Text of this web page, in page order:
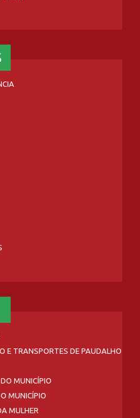
E TRANSPORTES DE PAUDALHO
MUNICÍPIO
MUNICÍPIO
MULHER